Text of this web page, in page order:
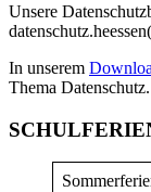
Unsere
In unserem
Thema Datenschutz.